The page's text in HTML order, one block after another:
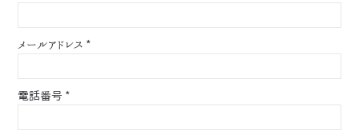
メールアドレス *
電話番号 *